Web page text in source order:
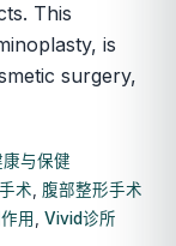
This
is
surgery,
康与保健
术
腹部整形手术
用 Vivid诊所